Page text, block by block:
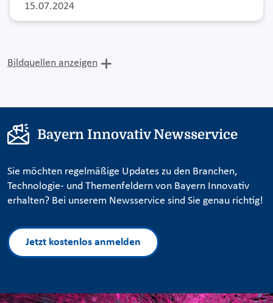
15.07.2024
Bildquellen anzeigen
Bayern Innovativ Newsservice
Sie möchten regelmäßige Updates zu den Branchen,
Technologie- und Themenfeldern von Bayern Innovativ
erhalten? Bei unserem Newsservice sind Sie genau richtig!
Jetzt kostenlos anmelden